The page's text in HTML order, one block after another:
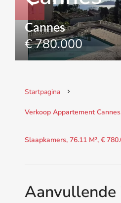
Cannes
€ 780.000
Startpagina
Verkoop Appartement
Slaapkamers, 76.11 M², €